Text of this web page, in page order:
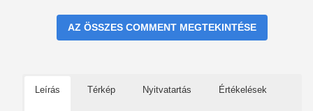
AZ ÖSSZES COMMENT MEGTEKINTÉSE
Leírás Térkép Nyitvatartás Értékelések